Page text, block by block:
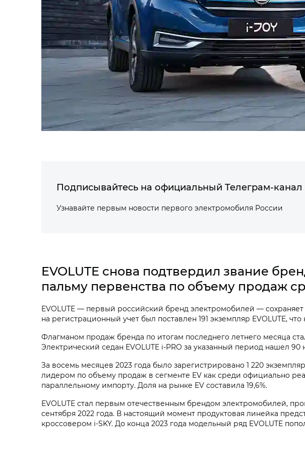
Подписывайтесь на официальный Телеграм-канал
Узнавайте первым новости первого электромобиля России
EVOLUTE снова подтвердил звание
пальму первенства по объему продаж
EVOLUTE — первый российский бренд электромобилей —
на регистрационный учет был поставлен 191 экземпляр EVOLUTE,
Флагманом продаж бренда по итогам последнего летнего месяца
Электрический седан EVOLUTE i‑PRO за указанный период нашел 90
За восемь месяцев 2023 года было зарегистрировано 1 220
лидером по объему продаж в сегменте EV как среди официально
параллельному импорту. Доля на рынке EV составила 19,6%.
EVOLUTE стал первым отечественным брендом электромобилей,
сентября 2022 года. В настоящий момент продуктовая линейка
кроссовером i‑SKY. До конца 2023 года модельный ряд EVOLUTE